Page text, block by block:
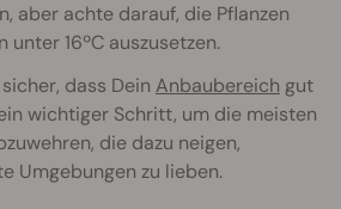
aber achte darauf, die Pflanzen
unter 16ºC auszusetzen.
dass Dein Anbaubereich gut
wichtiger Schritt, um die meisten
die dazu neigen,
Umgebungen zu lieben.